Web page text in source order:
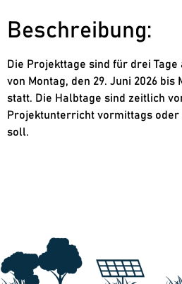
Beschreibung:
Die Projekttage sind für drei
von Montag, den 29. Juni 2026 bis
statt. Die Halbtage sind zeitlich
Projektunterricht vormittags
soll.